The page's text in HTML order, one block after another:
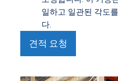
일하고 일관된 각도
다.
견적 요청